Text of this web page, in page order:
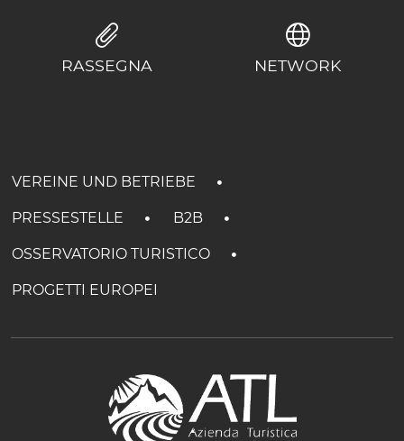
RASSEGNA NETWORK
VEREINE UND BETRIEBE
PRESSESTELLE B2B
OSSERVATORIO TURISTICO
PROGETTI EUROPEI